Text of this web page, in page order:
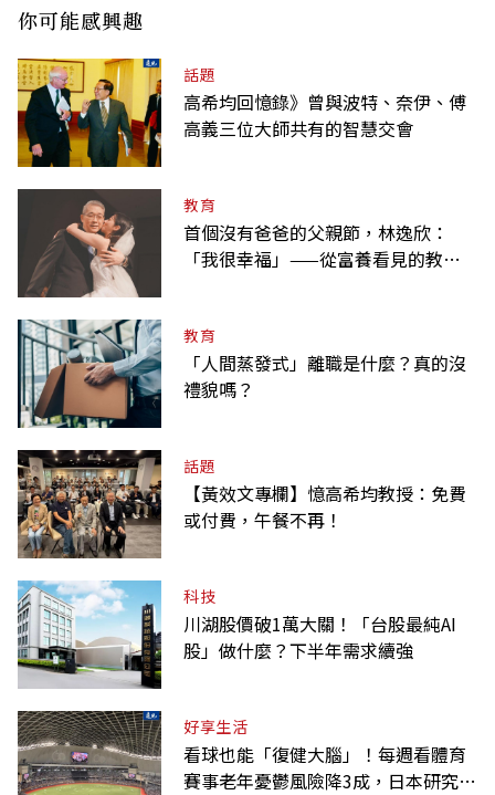
你可能感興趣
話題
高希均回憶錄》曾與波特、奈伊、傅
高義三位大師共有的智慧交會
教育
首個沒有爸爸的父親節，林逸欣：
「我很幸福」——從富養看見的教養
教育
「人間蒸發式」離職是什麼？真的沒
禮貌嗎？
話題
【黃效文專欄】憶高希均教授：免費
或付費，午餐不再！
科技
川湖股價破1萬大關！「台股最純AI
股」做什麼？下半年需求續強
好享生活
看球也能「復健大腦」！每週看體育
賽事老年憂鬱風險降3成，日本研究：